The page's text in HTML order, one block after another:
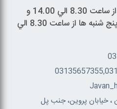
شنبه تا چهار شنبه: صبح ها از ساعت 8.30 الي 14.00 و
بعداظهر ها 16 الي 19.30 پنج شنبه ها از ساعت 8.30 الي
، خيابان پروين، جنب پل